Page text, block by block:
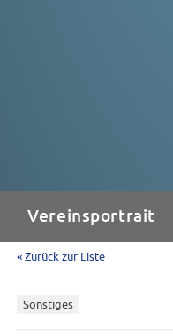
Vereinsportrait
« Zurück zur Liste
Sonstiges